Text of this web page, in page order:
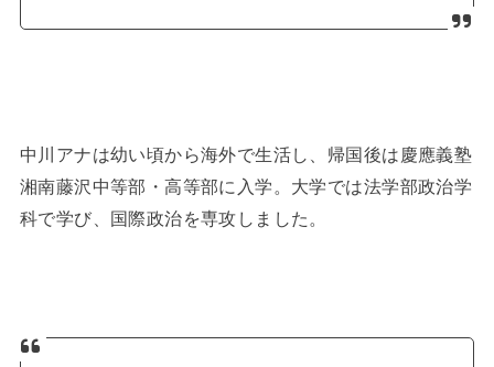
中川アナは幼い頃から海外で生活し、帰国後は慶應義塾
湘南藤沢中等部・高等部に入学。大学では法学部政治学
科で学び、国際政治を専攻しました。